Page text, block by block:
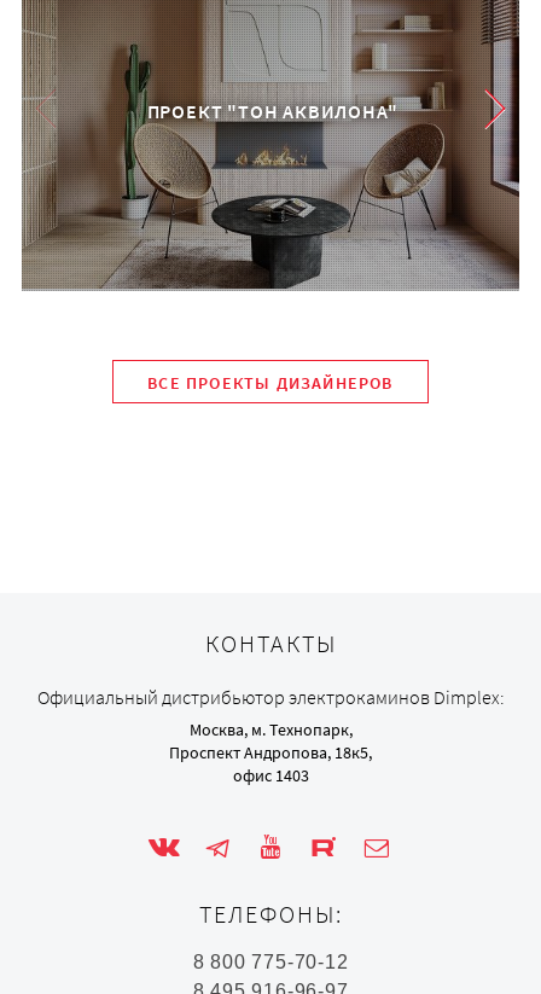
ПРОЕКТ "ТОН АКВИЛОНА"
ВСЕ ПРОЕКТЫ ДИЗАЙНЕРОВ
КОНТАКТЫ
Официальный дистрибьютор электрокаминов Dimplex:
Москва, м. Технопарк,
Проспект Андропова, 18к5,
офис 1403
ТЕЛЕФОНЫ:
8 800 775-70-12